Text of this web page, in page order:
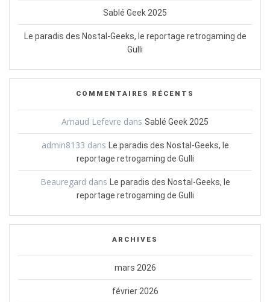
Sablé Geek 2025
Le paradis des Nostal-Geeks, le reportage retrogaming de
Gulli
COMMENTAIRES RÉCENTS
Arnaud Lefevre dans Sablé Geek 2025
admin8133 dans Le paradis des Nostal-Geeks, le
reportage retrogaming de Gulli
Beauregard dans Le paradis des Nostal-Geeks, le
reportage retrogaming de Gulli
ARCHIVES
mars 2026
février 2026